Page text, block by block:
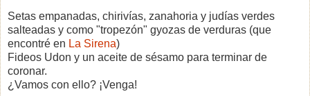
Setas empanadas, chirivías, zanahoria y judías verdes
salteadas y como "tropezón" gyozas de verduras (que
encontré en La Sirena)
Fideos Udon y un aceite de sésamo para terminar de
coronar.
¿Vamos con ello? ¡Venga!